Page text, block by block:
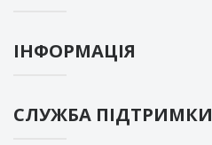
ІНФОРМАЦІЯ
СЛУЖБА ПІДТРИМКИ